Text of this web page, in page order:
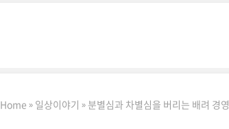
Home 일상이야기 분별심과 차별심을 버리는 배려 경영